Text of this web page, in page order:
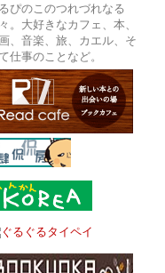
ぴのこのつれづれなる
。大好きなカフェ、本、
、音楽、旅、カエル、そ
仕事のことなど。